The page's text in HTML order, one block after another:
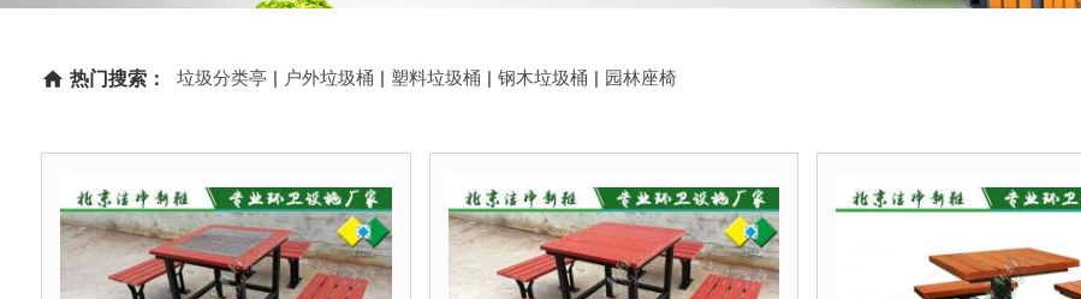
home 热门搜索： 垃圾分类亭 | 户外垃圾桶 | 塑料垃圾桶 | 钢木垃圾桶 | 园林座椅